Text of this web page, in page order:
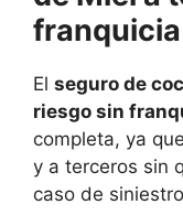
franquicia
El seguro de
riesgo sin
completa, ya
y a terceros sin
caso de